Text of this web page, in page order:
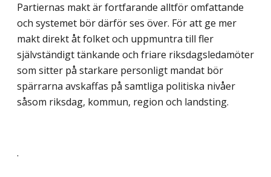
Partiernas makt är fortfarande alltför omfattande
och systemet bör därför ses över. För att ge mer
makt direkt åt folket och uppmuntra till fler
självständigt tänkande och friare riksdagsledamöter
som sitter på starkare personligt mandat bör
spärrarna avskaffas på samtliga politiska nivåer
såsom riksdag, kommun, region och landsting.
.